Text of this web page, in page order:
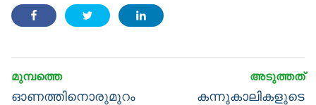
navigation
Previous
ഓണത്തിനൊരുമുറം
Next
കന്നുകാലികളുടെ